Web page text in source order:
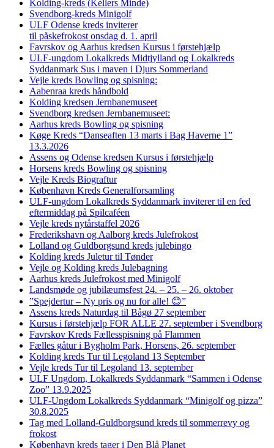
Kolding-kreds (Kellers Minde)
Svendborg-kreds Minigolf
ULF Odense kreds inviterer
til påskefrokost onsdag d. 1. april
Favrskov og Aarhus kredsen Kursus i førstehjælp
ULF-ungdom Lokalkreds Midtjylland og Lokalkreds
Syddanmark Sus i maven i Djurs Sommerland
Vejle kreds Bowling og spisning:
Aabenraa kreds håndbold
Kolding kredsen Jernbanemuseet
Svendborg kredsen Jernbanemuseet:
Aarhus kreds Bowling og spisning
Køge Kreds “Danseaften 13 marts i Bag Haverne 1”
13.3.2026
Assens og Odense kredsen Kursus i førstehjælp
Horsens kreds Bowling og spisning
Vejle Kreds Biograftur
København Kreds Generalforsamling
ULF-ungdom Lokalkreds Syddanmark inviterer til en fed
eftermiddag på Spilcaféen
Vejle kreds nytårstaffel 2026
Frederikshavn og Aalborg kreds Julefrokost
Lolland og Guldborgsund kreds julebingo
Kolding kreds Juletur til Tønder
Vejle og Kolding kreds Julebagning
Aarhus kreds Julefrokost med Minigolf
Landsmøde og jubilæumsfest 24. – 25. – 26. oktober
”Spejdertur – Ny pris og nu for alle! 😊”
Assens kreds Naturdag til Bågø 27 september
Kursus i førstehjælp FOR ALLE 27. september i Svendborg
Favrskov Kreds Fællesspisning på Flammen
Fælles gåtur i Bygholm Park, Horsens, 26. september
Kolding kreds Tur til Legoland 13 September
Vejle kreds Tur til Legoland 13. september
ULF Ungdom, Lokalkreds Syddanmark “Sammen i Odense
Zoo” 13.9.2025
ULF-Ungdom Lokalkreds Syddanmark “Minigolf og pizza”
30.8.2025
Tag med Lolland-Guldborgsund kreds til sommerrevy og
frokost
København kreds tager i Den Blå Planet